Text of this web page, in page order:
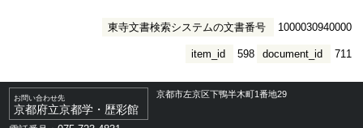
東寺文書検索システムの文書番号 1000030940000
document_id 711
item_id 598
お問い合わせ先
京都府立京都学・歴彩館
京都市左京区下鴨半木町1番地29